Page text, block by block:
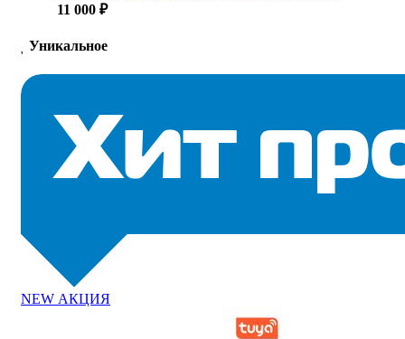
11 000 ₽
Уникальное
NEW АКЦИЯ